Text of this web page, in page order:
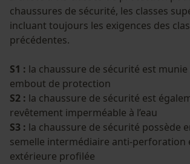
chaussures de sécurité, les classes
incluant toujours les exigences des
précédentes.
S1 : la chaussure de sécurité est munie
embout de protection
S2 : la chaussure de sécurité est
revêtement imperméable à l’eau
S3 : la chaussure de sécurité possède
semelle intermédiaire anti-perforation
extérieure profilée